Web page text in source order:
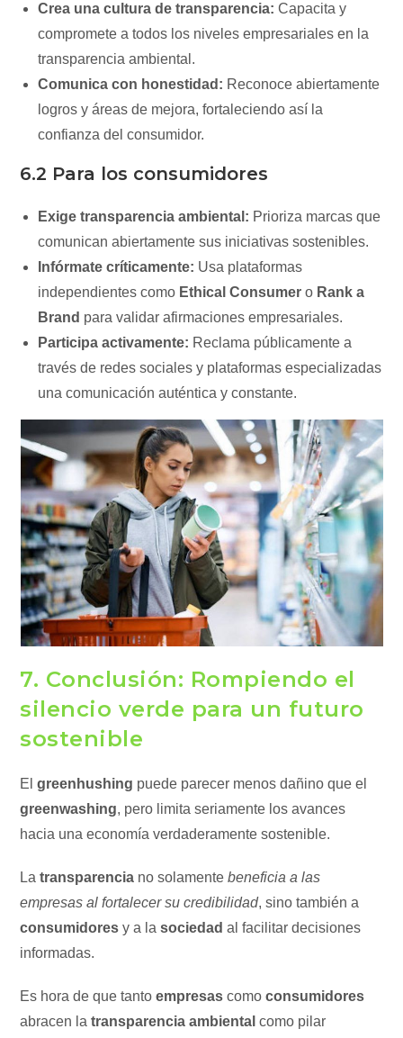
Crea una cultura de transparencia: Capacita y
compromete a todos los niveles empresariales en la
transparencia ambiental.
Comunica con honestidad: Reconoce abiertamente
logros y áreas de mejora, fortaleciendo así la
confianza del consumidor.
6.2 Para los consumidores
Exige transparencia ambiental: Prioriza marcas que
comunican abiertamente sus iniciativas sostenibles.
Infórmate críticamente: Usa plataformas
independientes como Ethical Consumer o Rank a
Brand para validar afirmaciones empresariales.
Participa activamente: Reclama públicamente a
través de redes sociales y plataformas especializadas
una comunicación auténtica y constante.
7. Conclusión: Rompiendo el
silencio verde para un futuro
sostenible
Elgreenhushing puede parecer menos dañino que el
greenwashing, pero limita seriamente los avances
hacia una economía verdaderamente sostenible.
Latransparencia no solamentebeneficia a las
empresas al fortalecer su credibilidad, sino también a
consumidores y a lasociedad al facilitar decisiones
informadas.
Es hora de que tantoempresas comoconsumidores
abracen latransparencia ambiental como pilar